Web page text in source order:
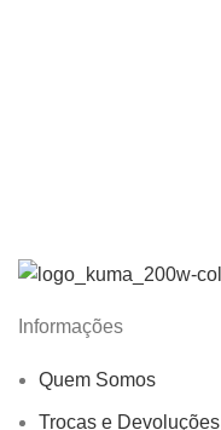
Informações
Quem Somos
Trocas e Devoluções